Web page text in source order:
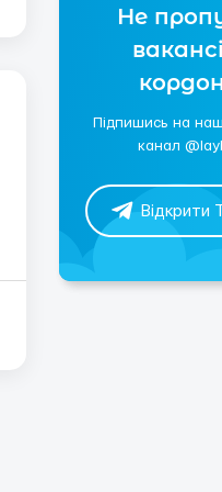
Не
Підпишись на
канал
Відкрити